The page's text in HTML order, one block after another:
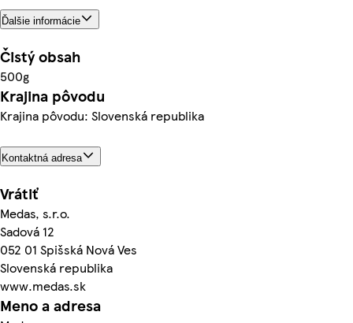
Ďalšie informácie
Čistý obsah
500g
Krajina pôvodu
Krajina pôvodu: Slovenská republika
Kontaktná adresa
Vrátiť
Medas, s.r.o.
Sadová 12
052 01 Spišská Nová Ves
Slovenská republika
www.medas.sk
Meno a adresa